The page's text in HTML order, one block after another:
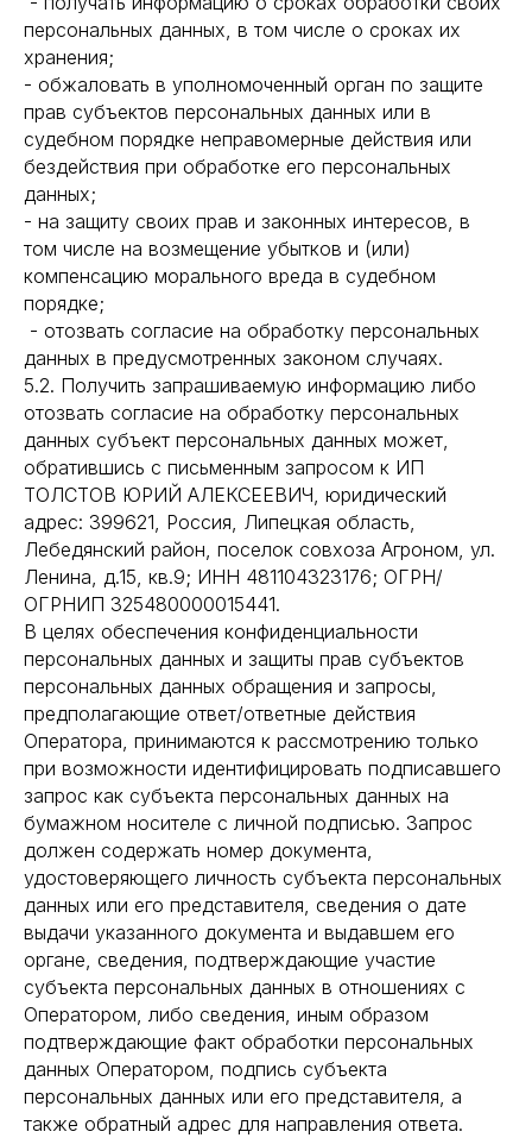
персональных данных, в том числе о сроках их
хранения;
- обжаловать в уполномоченный орган по защите
прав субъектов персональных данных или в
судебном порядке неправомерные действия или
бездействия при обработке его персональных
данных;
- на защиту своих прав и законных интересов, в
том числе на возмещение убытков и (или)
компенсацию морального вреда в судебном
порядке;
- отозвать согласие на обработку персональных
данных в предусмотренных законом случаях.
5.2. Получить запрашиваемую информацию либо
отозвать согласие на обработку персональных
данных субъект персональных данных может,
обратившись с письменным запросом к ИП
ТОЛСТОВ ЮРИЙ АЛЕКСЕЕВИЧ, юридический
адрес: 399621, Россия, Липецкая область,
Лебедянский район, поселок совхоза Агроном, ул.
Ленина, д.15, кв.9; ИНН 481104323176; ОГРН/
ОГРНИП 325480000015441.
В целях обеспечения конфиденциальности
персональных данных и защиты прав субъектов
персональных данных обращения и запросы,
предполагающие ответ/ответные действия
Оператора, принимаются к рассмотрению только
при возможности идентифицировать подписавшего
запрос как субъекта персональных данных на
бумажном носителе с личной подписью. Запрос
должен содержать номер документа,
удостоверяющего личность субъекта персональных
данных или его представителя, сведения о дате
выдачи указанного документа и выдавшем его
органе, сведения, подтверждающие участие
субъекта персональных данных в отношениях с
Оператором, либо сведения, иным образом
подтверждающие факт обработки персональных
данных Оператором, подпись субъекта
персональных данных или его представителя, а
также обратный адрес для направления ответа.